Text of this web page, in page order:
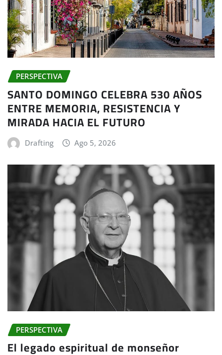
PERSPECTIVA
SANTO DOMINGO CELEBRA 530 AÑOS
ENTRE MEMORIA, RESISTENCIA Y
MIRADA HACIA EL FUTURO
Drafting Ago 5, 2026
PERSPECTIVA
El legado espiritual de monseñor